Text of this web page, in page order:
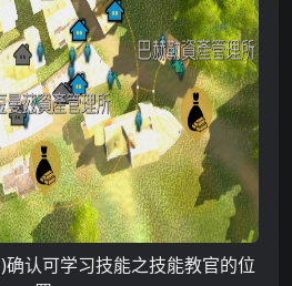
)确认可学习技能之技能教官的位